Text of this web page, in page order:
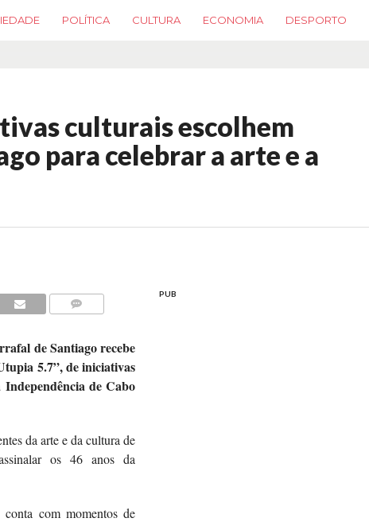
POLÍTICA CULTURA ECONOMIA DESPORTO
culturais escolhem
para celebrar a arte e a
de Santiago recebe
5.7”, de iniciativas
de Cabo
da arte e da cultura de
os 46 anos da
com momentos de
PUB